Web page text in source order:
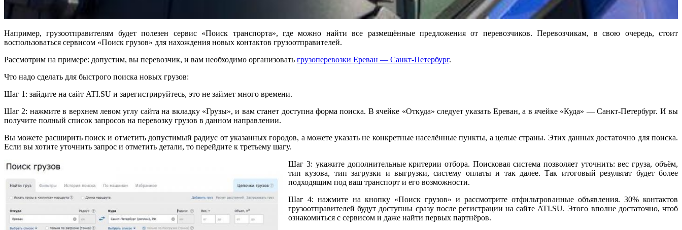
Например, грузоотправителям будет полезен сервис «Поиск транспорта», где можно найти все размещённые предложения от перевозчиков. Перевозчикам, в свою очередь, стоит
воспользоваться сервисом «Поиск грузов» для нахождения новых контактов грузоотправителей.
Рассмотрим на примере: допустим, вы перевозчик, и вам необходимо организовать грузоперевозки Ереван — Санкт-Петербург.
Что надо сделать для быстрого поиска новых грузов:
Шаг 1: зайдите на сайт ATI.SU и зарегистрируйтесь, это не займет много времени.
Шаг 2: нажмите в верхнем левом углу сайта на вкладку «Грузы», и вам станет доступна форма поиска. В ячейке «Откуда» следует указать Ереван, а в ячейке «Куда» — Санкт-Петербург. И вы
получите полный список запросов на перевозку грузов в данном направлении.
Вы можете расширить поиск и отметить допустимый радиус от указанных городов, а можете указать не конкретные населённые пункты, а целые страны. Этих данных достаточно для поиска.
Если вы хотите уточнить запрос и отметить детали, то перейдите к третьему шагу.
Шаг 3: укажите дополнительные критерии отбора. Поисковая система позволяет уточнить: вес груза, объём,
тип кузова, тип загрузки и выгрузки, систему оплаты и так далее. Так итоговый результат будет более
подходящим под ваш транспорт и его возможности.
Шаг 4: нажмите на кнопку «Поиск грузов» и рассмотрите отфильтрованные объявления. 30% контактов
грузоотправителей будут доступны сразу после регистрации на сайте ATI.SU. Этого вполне достаточно, чтоб
ознакомиться с сервисом и даже найти первых партнёров.